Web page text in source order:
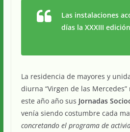
Las instalaciones
días la XXXIII edición
La residencia de mayores y
diurna “Virgen de las
este año año sus Jornadas
venía siendo costumbre cada
concretando el programa de